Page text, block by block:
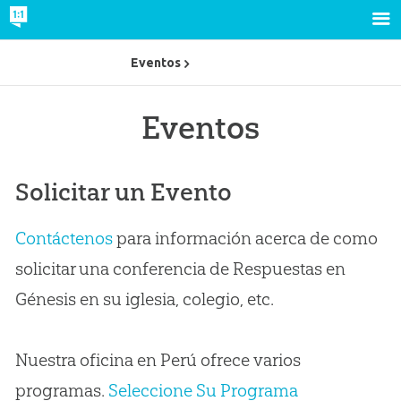
Eventos
Solicitar un Evento
Contáctenospara información acerca de como
solicitar una conferencia de Respuestas en
Génesis en su iglesia, colegio, etc.
Nuestra oficina en Perú ofrece varios
programas. Seleccione Su Programa
Eventos